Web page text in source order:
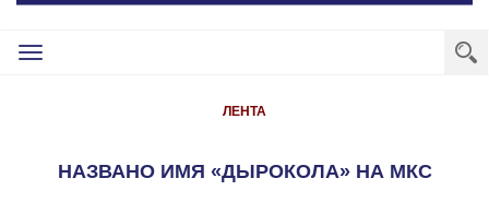
Toggle
ЛЕНТА
НАЗВАНО ИМЯ «ДЫРОКОЛА» НА МКС